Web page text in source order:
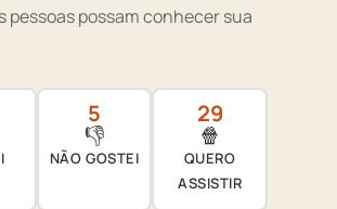
pessoas possam conhecer sua
5
👎
NÃO GOSTEI
29
🍿
QUERO
ASSISTIR